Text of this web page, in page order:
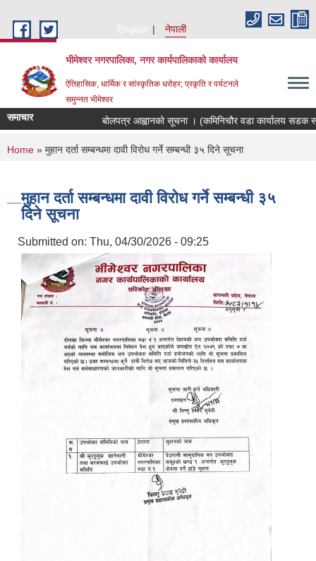
English
नेपाली
भीमेश्वर नगरपालिका, नगर कार्यपालिकाको कार्यालय
ऐतिहासिक, धार्मिक र सांस्कृतिक धरोहर; प्रकृति र पर्यटनले
समुन्नत भीमेश्वर
समाचार बोलपत्र आह्वानको सूचना । (कमिनिचौर वडा कार्यालय सडक
You are here
Home » मुहान दर्ता सम्बन्धमा दावी विरोध गर्ने सम्बन्धी ३५ दिने सूचना
मुहान दर्ता सम्बन्धमा दावी विरोध गर्ने सम्बन्धी ३५
दिने सूचना
Submitted on: Thu, 04/30/2026 - 09:25